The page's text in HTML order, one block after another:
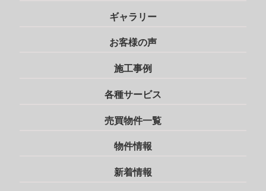
ギャラリー
お客様の声
施工事例
各種サービス
売買物件一覧
物件情報
新着情報